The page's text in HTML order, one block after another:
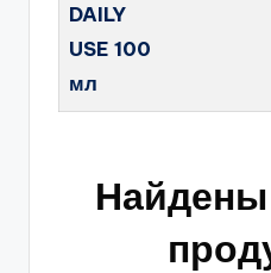
DAILY
USE 100
мл